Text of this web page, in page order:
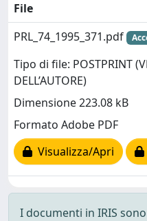
File
PRL_74_1995_371.pdf
Tipo di file: POSTPRINT
DELL’AUTORE)
Dimensione 223.08 kB
Formato Adobe PDF
Visualizza/Apri
I documenti in IRIS